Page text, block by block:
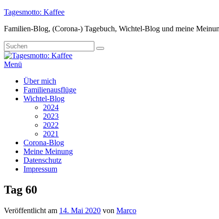
Zum
springen
Tagesmotto: Kaffee
Familien-Blog, (Corona-) Tagebuch, Wichtel-Blog und meine
Suche
nach:
Suchen
Menü
Primäres
Menü
Über mich
Familienausflüge
Wichtel-Blog
2024
2023
2022
2021
Corona-Blog
Meine Meinung
Datenschutz
Impressum
Tag 60
Veröffentlicht am 14. Mai 2020 von Marco